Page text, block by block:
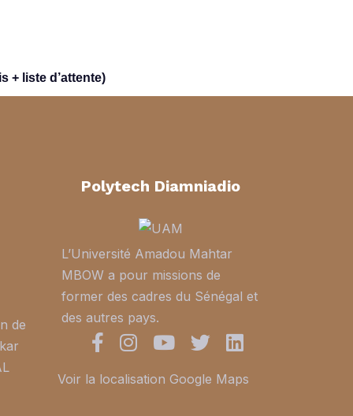
+ liste d’attente)
de
Polytech Diamniadio
L’Université Amadou Mahtar
MBOW a pour missions de
former des cadres du Sénégal et
des autres pays.
Voir la localisation Google Maps